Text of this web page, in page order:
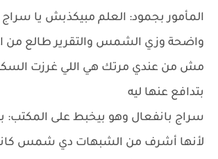
المأمور بجمود: العلم مبيكذبش يا
واضحة وزي الشمس والتقرير طالع من
مش من عندي مرتك هي اللي غرزت
بتدافع عنها ليه
سراج بانفعال وهو بيخبط على المكتب:
لأنها أشرف من الشبهات دي شمس